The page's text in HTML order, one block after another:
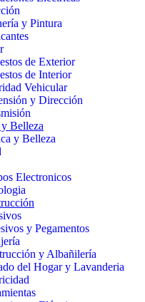
y Pintura
de Exterior
de Interior
Vehicular
y Dirección
Belleza
y Belleza
Electronicos
y Pegamentos
y Albañilería
del Hogar y Lavanderia